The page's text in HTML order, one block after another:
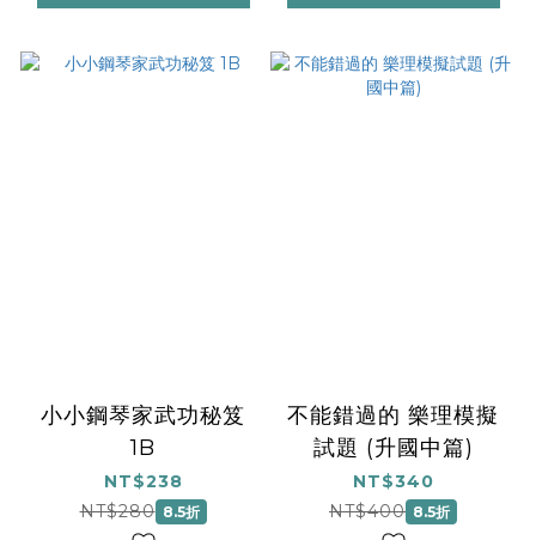
小小鋼琴家武功秘笈
1B
NT$238
NT$280 8.5折
不能錯過的 樂理模擬
試題 (升國中篇)
NT$340
NT$400 8.5折